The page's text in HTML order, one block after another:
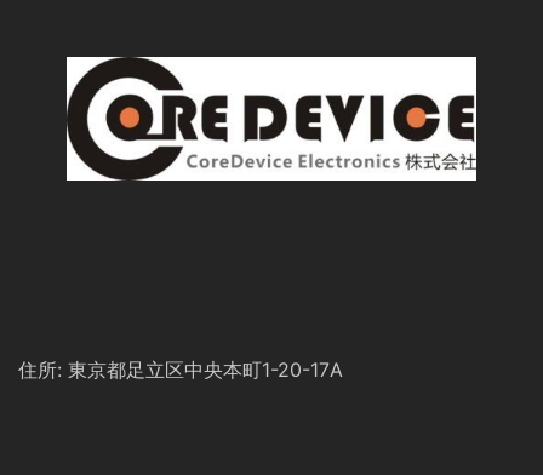
住所: 東京都足立区中央本町1-20-17A